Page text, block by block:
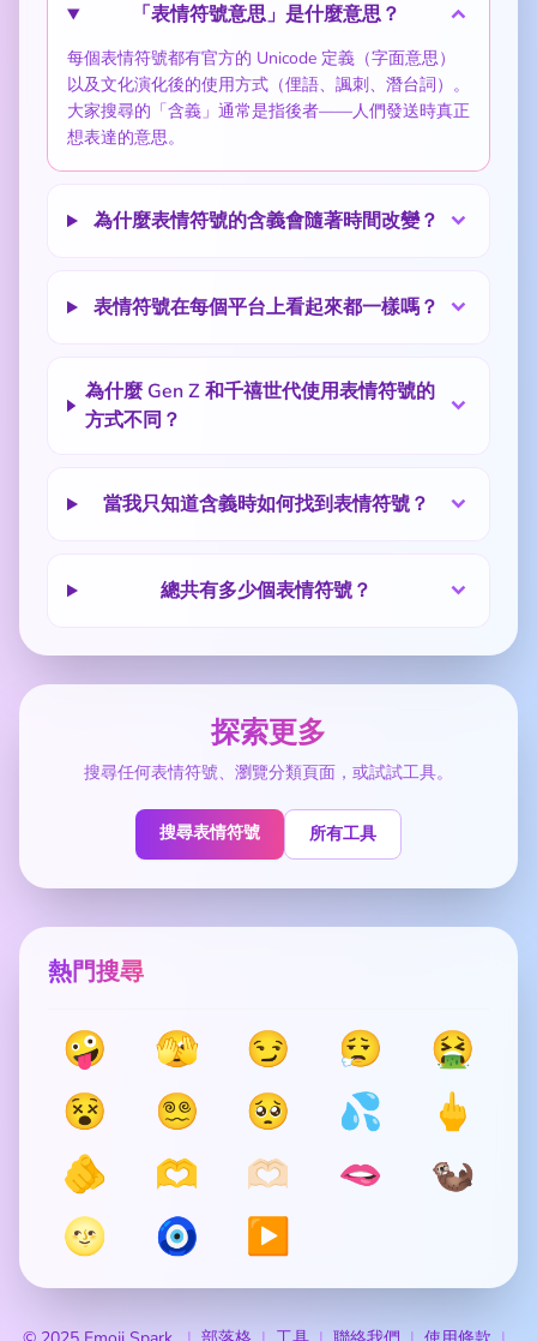
「表情符號意思」是什麼意思？
每個表情符號都有官方的 Unicode 定義（字面意思）
以及文化演化後的使用方式（俚語、諷刺、潛台詞）。
大家搜尋的「含義」通常是指後者——人們發送時真正
想表達的意思。
為什麼表情符號的含義會隨著時間改變？
表情符號在每個平台上看起來都一樣嗎？
為什麼 Gen Z 和千禧世代使用表情符號的
方式不同？
當我只知道含義時如何找到表情符號？
總共有多少個表情符號？
探索更多
搜尋任何表情符號、瀏覽分類頁面，或試試工具。
搜尋表情符號 所有工具
熱門搜尋
🤪 🫣 😏 😮‍💨
🤮
😵
😵‍💫 🥺 💦
🖕
🫵
🫶 🫶🏻 🫦
🦦
🌝
🧿 ▶️